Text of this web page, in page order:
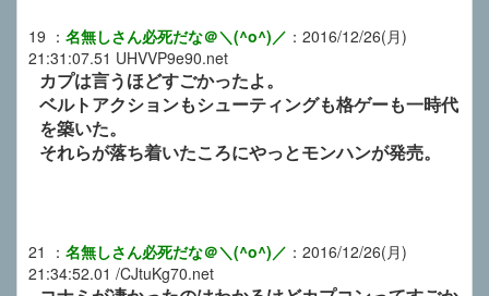
19 ： 名無しさん必死だな＠＼(^o^)／ ： 2016/12/26(月)
21:31:07.51 UHVVP9e90.net
カプは言うほどすごかったよ。
ベルトアクションもシューティングも格ゲーも一時代
を築いた。
それらが落ち着いたころにやっとモンハンが発売。
21 ： 名無しさん必死だな＠＼(^o^)／ ： 2016/12/26(月)
21:34:52.01 /CJtuKg70.net